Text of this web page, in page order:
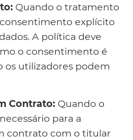
Quando o tratamento
explícito
A política deve
o consentimento é
os utilizadores podem
Contrato: Quando o
para a
contrato com o titular